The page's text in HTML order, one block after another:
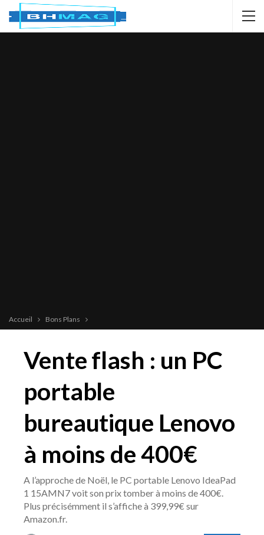
Accueil Bons Plans
Vente flash : un PC
portable
bureautique Lenovo
à moins de 400€
A l’approche de Noël, le PC portable Lenovo IdeaPad
1 15AMN7 voit son prix tomber à moins de 400€.
Plus précisémment il s’affiche à 399,99€ sur
Amazon.fr.